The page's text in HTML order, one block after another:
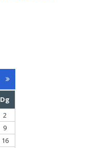
Dg
2
9
16